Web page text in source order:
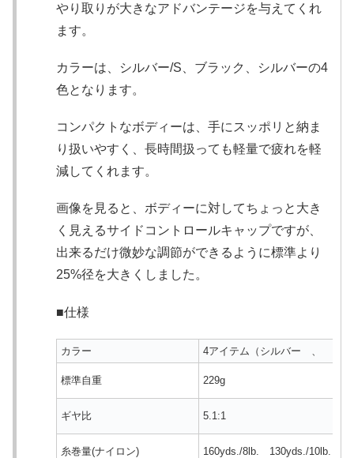
やり取りが大きなアドバンテージを与えてくれ
ます。
カラーは、シルバー/S、ブラック、シルバーの4
色となります。
コンパクトなボディーは、手にスッポリと納ま
り扱いやすく、長時間扱っても軽量で疲れを軽
減してくれます。
画像を見ると、ボディーに対してちょっと大き
く見えるサイドコントロールキャップですが、
出来るだけ微妙な調節ができるように標準より
25%径を大きくしました。
■仕様
カラー 4アイテム（シルバー 、 シ
標準自重 229g
ギヤ比 5.1:1
糸巻量(ナイロン) 160yds./8lb. 130yds./10lb.